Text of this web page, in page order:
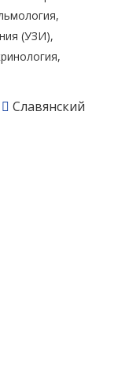
(УЗИ),
Славянский